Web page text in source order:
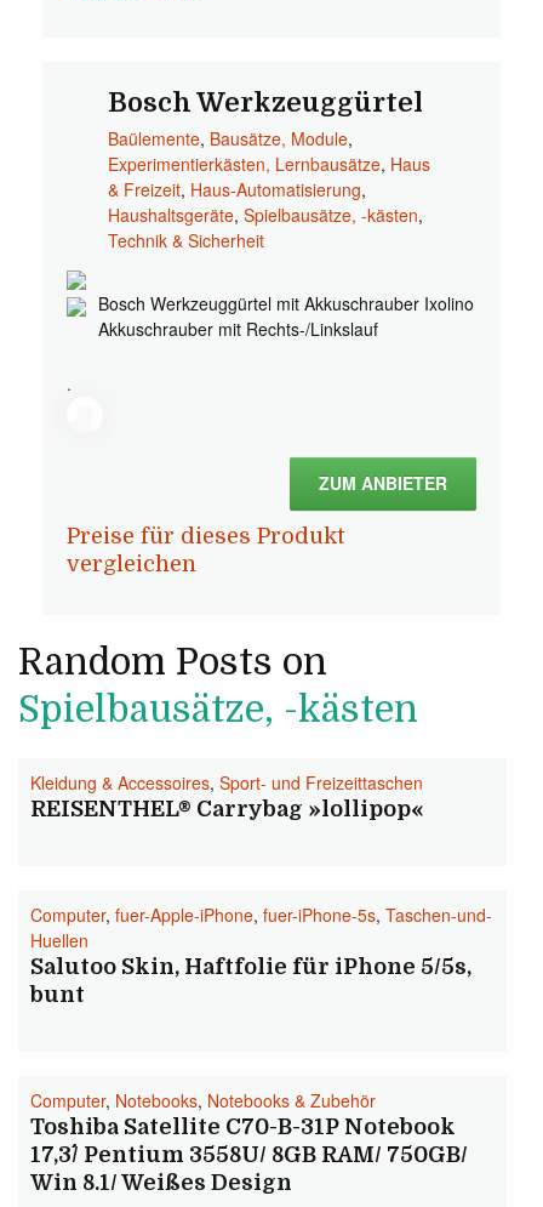
Bosch Werkzeuggürtel
Baülemente, Bausätze, Module,
Experimentierkästen, Lernbausätze, Haus
& Freizeit, Haus-Automatisierung,
Haushaltsgeräte, Spielbausätze, -kästen,
Technik & Sicherheit
Bosch Werkzeuggürtel mit Akkuschrauber Ixolino
Akkuschrauber mit Rechts-/Linkslauf
.
ZUM ANBIETER
Preise für dieses Produkt
vergleichen
Random Posts on
Spielbausätze, -kästen
Kleidung & Accessoires, Sport- und Freizeittaschen
REISENTHEL® Carrybag »lollipop«
Computer, fuer-Apple-iPhone, fuer-iPhone-5s, Taschen-und-
Huellen
Salutoo Skin, Haftfolie für iPhone 5/5s,
bunt
Computer, Notebooks, Notebooks & Zubehör
Toshiba Satellite C70-B-31P Notebook
17,3´´/ Pentium 3558U/ 8GB RAM/ 750GB/
Win 8.1/ Weißes Design